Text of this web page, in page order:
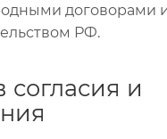
договорами
РФ.
согласия и